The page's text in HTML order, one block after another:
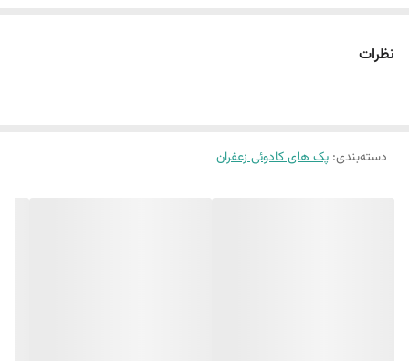
نظرات
دسته‌بندی: پک های کادوئی زعفران